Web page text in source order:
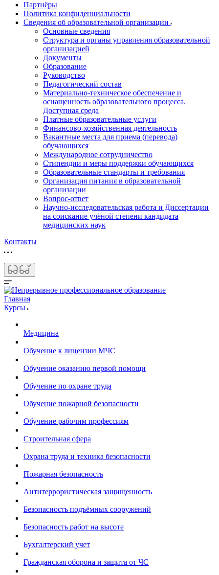
Партнёры
Политика конфиденциальности
Сведения об образовательной организации
Основные сведения
Структура и органы управления образовательной
организацией
Документы
Образование
Руководство
Педагогический состав
Материально-техническое обеспечение и
оснащенность образовательного процесса.
Доступная среда
Платные образовательные услуги
Финансово-хозяйственная деятельность
Вакантные места для приема (перевода)
обучающихся
Международное сотрудничество
Стипендии и меры поддержки обучающихся
Образовательные стандарты и требования
Организация питания в образовательной
организации
Вопрос-ответ
Научно-исследовательская работа и Диссертации
на соискание учёной степени кандидата
медицинских наук
Контакты
Главная
Курсы
Медицина
Обучение к лицензии МЧС
Обучение оказанию первой помощи
Обучение по охране труда
Обучение пожарной безопасности
Обучение рабочим профессиям
Строительная сфера
Охрана труда и техника безопасности
Пожарная безопасность
Антитеррористическая защищенность
Безопасность подъёмных сооружений
Безопасность работ на высоте
Бухгалтерский учет
Гражданская оборона и защита от ЧС